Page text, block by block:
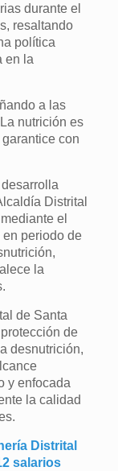
durante el
resaltando
política
en la
a las
nutrición es
con
Distrital
el
periodo de
la
de Santa
de
desnutrición,
y enfocada
la calidad
Distrital
salarios